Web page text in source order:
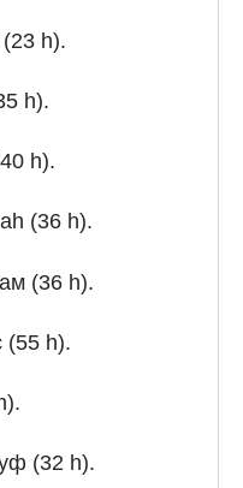
һ).
һ).
һ).
(36 һ).
(36 һ).
(55 һ).
(32 һ).